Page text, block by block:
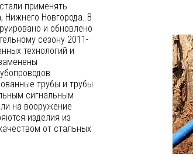
применять
Нижнего Новгорода. В
и обновлено
сезону 2011-
технологий и
трубы и трубы
сигнальным
на вооружение
изделия из
от стальных